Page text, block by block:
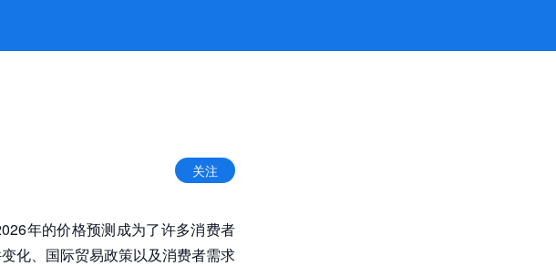
凯发平台
关注
年的价格预测成为了许多消费者
化、国际贸易政策以及消费者需求